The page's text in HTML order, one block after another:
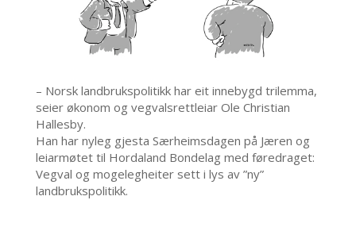
– Norsk landbrukspolitikk har eit innebygd trilemma,
seier økonom og vegvalsrettleiar Ole Christian
Hallesby.
Han har nyleg gjesta Særheimsdagen på Jæren og
leiarmøtet til Hordaland Bondelag med føredraget:
Vegval og mogelegheiter sett i lys av ”ny”
landbrukspolitikk.